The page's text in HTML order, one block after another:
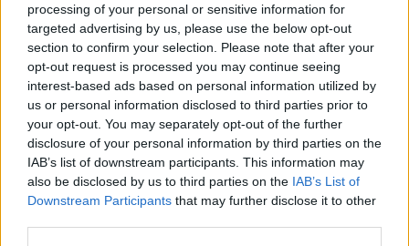
processing of your personal or sensitive information for
targeted advertising by us, please use the below opt-out
section to confirm your selection. Please note that after your
opt-out request is processed you may continue seeing
interest-based ads based on personal information utilized by
us or personal information disclosed to third parties prior to
your opt-out. You may separately opt-out of the further
disclosure of your personal information by third parties on the
IAB’s list of downstream participants. This information may
also be disclosed by us to third parties on the IAB’s List of
Downstream Participants that may further disclose it to other
Mint ismert, a napokban több szakértő, illetve média is
azzal foglalkozott, hogy bizonyos adóbevételek (pl.
kamatadó) alulteljesülhetnek elsősorban jövőre, ami miatt
további bevételnövelő lépések jöhetnek szóba. Veres a fenti
adóemelések szükségességére annyit jelzett, hogy a
költségvetés bevételei az idei első nyolc hónapban a
várakozásoknak megfelelően teljesültek.Kapcsolódó...
KEDVES OLVASÓNK!